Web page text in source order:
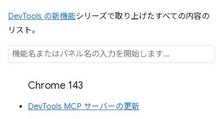
DevTools の新機能シリーズで取り上げたすべての内容の
リスト。
Chrome 143
DevTools MCP サーバーの更新